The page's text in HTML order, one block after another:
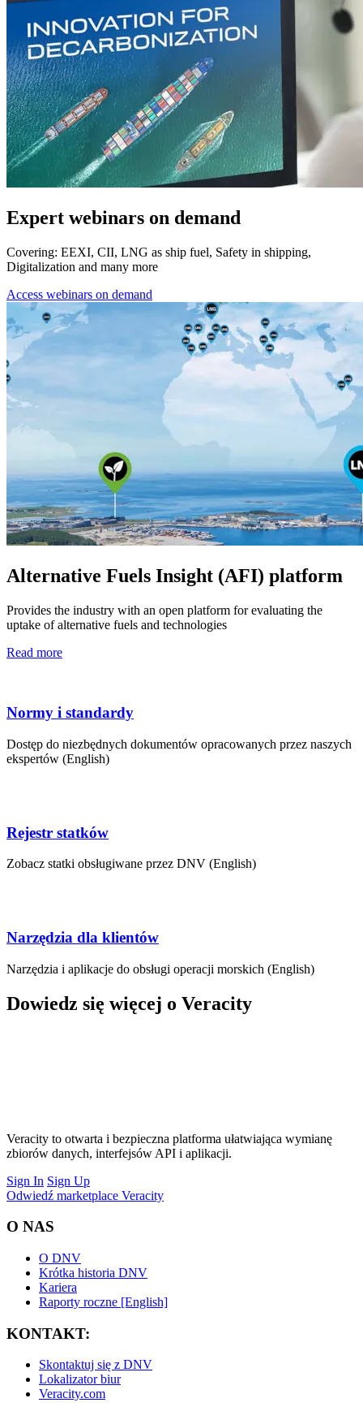
Expert webinars on demand
Covering: EEXI, CII, LNG as ship fuel, Safety in shipping,
Digitalization and many more
Access webinars on demand
Alternative Fuels Insight (AFI) platform
Provides the industry with an open platform for evaluating the
uptake of alternative fuels and technologies
Read more
Normy i standardy
Dostęp do niezbędnych dokumentów opracowanych przez naszych
ekspertów (English)
Rejestr statków
Zobacz statki obsługiwane przez DNV (English)
Narzędzia dla klientów
Narzędzia i aplikacje do obsługi operacji morskich (English)
Dowiedz się więcej o Veracity
Veracity to otwarta i bezpieczna platforma ułatwiająca wymianę
zbiorów danych, interfejsów API i aplikacji.
Sign In Sign Up
Odwiedź marketplace Veracity
O NAS
O DNV
Krótka historia DNV
Kariera
Raporty roczne [English]
KONTAKT:
Skontaktuj się z DNV
Lokalizator biur
Veracity.com